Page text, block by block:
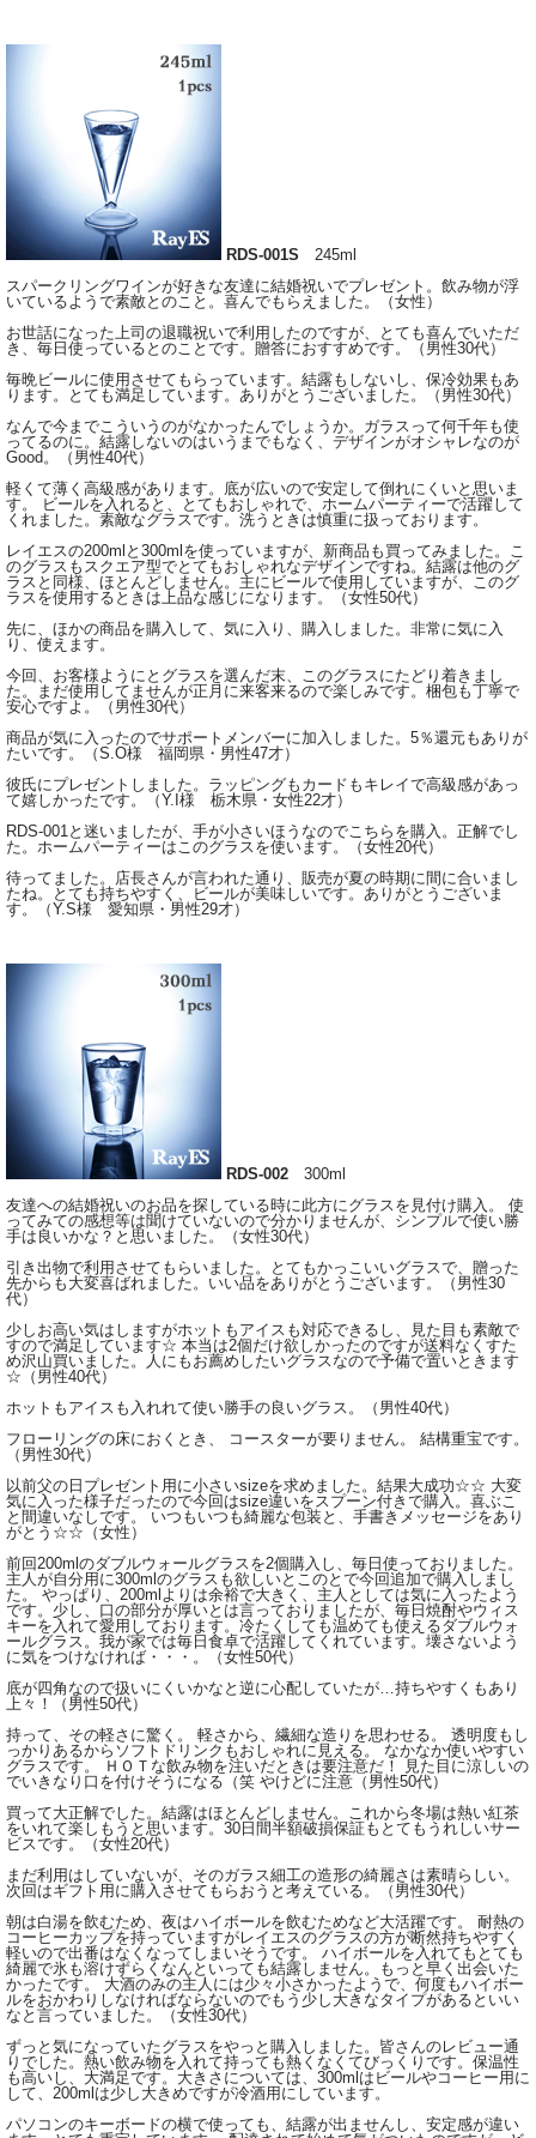
RDS-001S 245ml
スパークリングワインが好きな友達に結婚祝いでプレゼント。飲み物が浮
いているようで素敵とのこと。喜んでもらえました。（女性）
お世話になった上司の退職祝いで利用したのですが、とても喜んでいただ
き、毎日使っているとのことです。贈答におすすめです。（男性30代）
毎晩ビールに使用させてもらっています。結露もしないし、保冷効果もあ
ります。とても満足しています。ありがとうございました。（男性30代）
なんで今までこういうのがなかったんでしょうか。ガラスって何千年も使
ってるのに。結露しないのはいうまでもなく、デザインがオシャレなのが
Good。（男性40代）
軽くて薄く高級感があります。底が広いので安定して倒れにくいと思いま
す。 ビールを入れると、とてもおしゃれで、ホームパーティーで活躍して
くれました。素敵なグラスです。洗うときは慎重に扱っております。
レイエスの200mlと300mlを使っていますが、新商品も買ってみました。こ
のグラスもスクエア型でとてもおしゃれなデザインですね。結露は他のグ
ラスと同様、ほとんどしません。主にビールで使用していますが、このグ
ラスを使用するときは上品な感じになります。（女性50代）
先に、ほかの商品を購入して、気に入り、購入しました。非常に気に入
り、使えます。
今回、お客様ようにとグラスを選んだ末、このグラスにたどり着きまし
た。まだ使用してませんが正月に来客来るので楽しみです。梱包も丁寧で
安心ですよ。（男性30代）
商品が気に入ったのでサポートメンバーに加入しました。5％還元もありが
たいです。（S.O様 福岡県・男性47才）
彼氏にプレゼントしました。ラッピングもカードもキレイで高級感があっ
て嬉しかったです。（Y.I様 栃木県・女性22才）
RDS-001と迷いましたが、手が小さいほうなのでこちらを購入。正解でし
た。ホームパーティーはこのグラスを使います。（女性20代）
待ってました。店長さんが言われた通り、販売が夏の時期に間に合いまし
たね。とても持ちやすく、ビールが美味しいです。ありがとうございま
す。（Y.S様 愛知県・男性29才）
RDS-002 300ml
友達への結婚祝いのお品を探している時に此方にグラスを見付け購入。 使
ってみての感想等は聞けていないので分かりませんが、シンプルで使い勝
手は良いかな？と思いました。（女性30代）
引き出物で利用させてもらいました。とてもかっこいいグラスで、贈った
先からも大変喜ばれました。いい品をありがとうございます。（男性30
代）
少しお高い気はしますがホットもアイスも対応できるし、見た目も素敵で
すので満足しています☆ 本当は2個だけ欲しかったのですが送料なくすた
め沢山買いました。人にもお薦めしたいグラスなので予備で置いときます
☆（男性40代）
ホットもアイスも入れれて使い勝手の良いグラス。（男性40代）
フローリングの床におくとき、 コースターが要りません。 結構重宝です。
（男性30代）
以前父の日プレゼント用に小さいsizeを求めました。結果大成功☆☆ 大変
気に入った様子だったので今回はsize違いをスプーン付きで購入。喜ぶこ
と間違いなしです。 いつもいつも綺麗な包装と、手書きメッセージをあり
がとう☆☆（女性）
前回200mlのダブルウォールグラスを2個購入し、毎日使っておりました。
主人が自分用に300mlのグラスも欲しいとこのとで今回追加で購入しまし
た。 やっぱり、200mlよりは余裕で大きく、主人としては気に入ったよう
です。少し、口の部分が厚いとは言っておりましたが、毎日焼酎やウィス
キーを入れて愛用しております。冷たくしても温めても使えるダブルウォ
ールグラス。我が家では毎日食卓で活躍してくれています。壊さないよう
に気をつけなければ・・・。（女性50代）
底が四角なので扱いにくいかなと逆に心配していたが…持ちやすくもあり
上々！（男性50代）
持って、その軽さに驚く。 軽さから、繊細な造りを思わせる。 透明度もし
っかりあるからソフトドリンクもおしゃれに見える。 なかなか使いやすい
グラスです。 ＨＯＴな飲み物を注いだときは要注意だ！ 見た目に涼しいの
でいきなり口を付けそうになる（笑 やけどに注意（男性50代）
買って大正解でした。結露はほとんどしません。これから冬場は熱い紅茶
をいれて楽しもうと思います。30日間半額破損保証もとてもうれしいサー
ビスです。（女性20代）
まだ利用はしていないが、そのガラス細工の造形の綺麗さは素晴らしい。
次回はギフト用に購入させてもらおうと考えている。（男性30代）
朝は白湯を飲むため、夜はハイボールを飲むためなど大活躍です。 耐熱の
コーヒーカップを持っていますがレイエスのグラスの方が断然持ちやすく
軽いので出番はなくなってしまいそうです。 ハイボールを入れてもとても
綺麗で氷も溶けずらくなんといっても結露しません。もっと早く出会いた
かったです。 大酒のみの主人には少々小さかったようで、何度もハイボー
ルをおかわりしなければならないのでもう少し大きなタイプがあるといい
なと言っていました。（女性30代）
ずっと気になっていたグラスをやっと購入しました。皆さんのレビュー通
りでした。熱い飲み物を入れて持っても熱くなくてびっくりです。保温性
も高いし、大満足です。大きさについては、300mlはビールやコーヒー用に
して、200mlは少し大きめですが冷酒用にしています。
パソコンのキーボードの横で使っても、結露が出ませんし、安定感が違い